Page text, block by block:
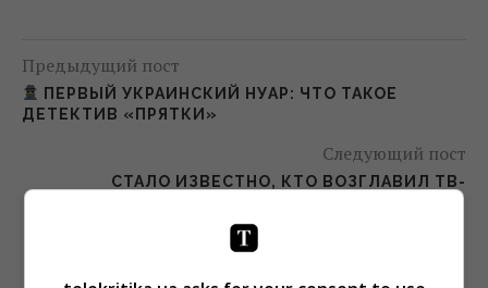
Предыдущий пост
ПЕРВЫЙ УКРАИНСКИЙ НУАР: ЧТО ТАКОЕ
ДЕТЕКТИВ «ПРЯТКИ»
Следующий пост
СТАЛО ИЗВЕСТНО, КТО ВОЗГЛАВИЛ ТВ-
ПОДРАЗДЕЛЕНИЕ NIELSEN В УКРАИНЕ